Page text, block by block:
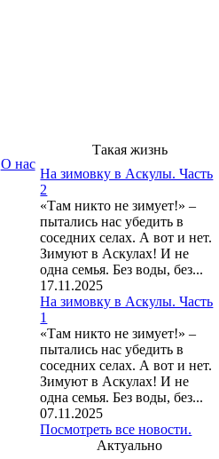
Такая жизнь
На зимовку в Аскулы. Часть
2
«Там никто не зимует!» –
пытались нас убедить в
соседних селах. А вот и нет.
Зимуют в Аскулах! И не
одна семья. Без воды, без...
17.11.2025
На зимовку в Аскулы. Часть
1
«Там никто не зимует!» –
пытались нас убедить в
соседних селах. А вот и нет.
Зимуют в Аскулах! И не
одна семья. Без воды, без...
07.11.2025
Посмотреть все новости.
Актуально
О нас